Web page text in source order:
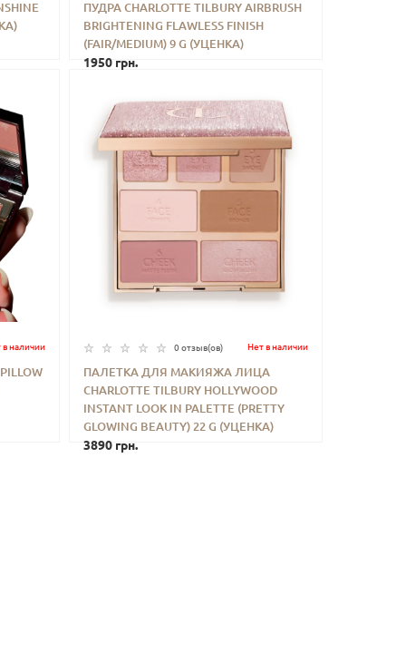
ПУДРА CHARLOTTE TILBURY AIRBRUSH
BRIGHTENING FLAWLESS FINISH
(FAIR/MEDIUM) 9 G (УЦЕНКА)
1950 грн.
- + КУПИТЬ
в наличии 0 отзыв(ов) Нет в наличии
ПАЛЕТКА ДЛЯ МАКИЯЖА ЛИЦА
CHARLOTTE TILBURY HOLLYWOOD
INSTANT LOOK IN PALETTE (PRETTY
GLOWING BEAUTY) 22 G (УЦЕНКА)
3890 грн.
- + КУПИТЬ